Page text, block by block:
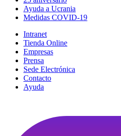
Ayuda a Ucrania
Medidas COVID-19
Intranet
Tienda Online
Empresas
Prensa
Sede Electrónica
Contacto
Ayuda